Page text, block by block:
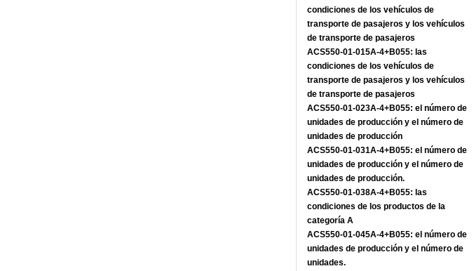
condiciones de los vehículos de
transporte de pasajeros y los vehículos
de transporte de pasajeros
ACS550-01-015A-4+B055: las
condiciones de los vehículos de
transporte de pasajeros y los vehículos
de transporte de pasajeros
ACS550-01-023A-4+B055: el número de
unidades de producción y el número de
unidades de producción
ACS550-01-031A-4+B055: el número de
unidades de producción y el número de
unidades de producción.
ACS550-01-038A-4+B055: las
condiciones de los productos de la
categoría A
ACS550-01-045A-4+B055: el número de
unidades de producción y el número de
unidades.